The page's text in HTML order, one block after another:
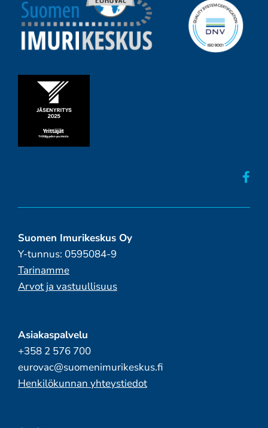
Suomen Imurikeskus Oy
Y-tunnus: 0595084-9
Tarinamme
Arvot ja vastuullisuus
Asiakaspalvelu
+358 2 576 700
eurovac@suomenimurikeskus.fi
Henkilökunnan yhteystiedot